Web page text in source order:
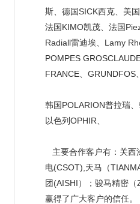
斯、德国SICK西克、美
法国KIMO凯茂、法国
Radiall雷迪埃、Lamy
POMPES
FRANCE、GRUNDFOS
韩国POLARION普拉瑞
以色列OPHIR、
主要合作客户有：关西
电(CSOT),天马（
团(AISHI）；骏马精密
赢得了广大客户的信任